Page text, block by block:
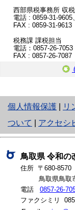
西部県税事務所 収税
電話 : 0859-31-9605
FAX : 0859-31-9613
税務課 課税担当
電話：0857-26-7053
FAX : 0857-26-7087
個人情報保護
と
り
ネ
ッ
ト
へ
の
リ
ついて
アクセシ
鳥取県 令和の
住所 〒680-8570
鳥取県鳥取
電話 0857-26-
ファクシミリ